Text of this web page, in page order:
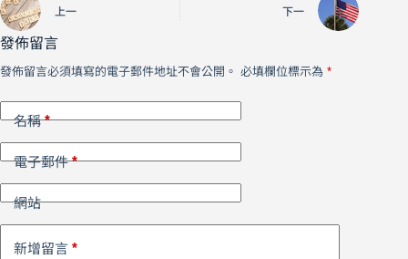
上一 下一
發佈留言
發佈留言必須填寫的電子郵件地址不會公開。 必填欄位標示為 *
名稱*
電子郵件*
網站
新增留言 *